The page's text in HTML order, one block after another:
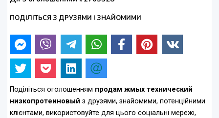
ПОДІЛІТЬСЯ З ДРУЗЯМИ І ЗНАЙОМИМИ
Поділіться оголошенням продам жмых технический
низкопротеиновый з друзями, знайомими, потенційними
клієнтами, використовуйте для цього соціальні мережі,